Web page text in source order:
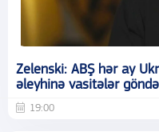
Zelenski: ABŞ hər ay
əleyhinə vasitələr
19:00